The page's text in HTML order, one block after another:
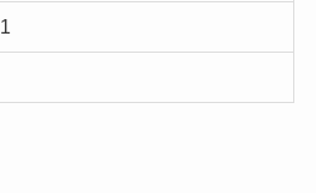
1